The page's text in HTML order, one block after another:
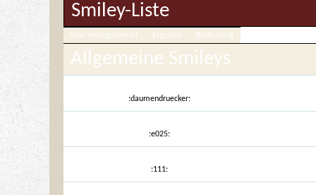
Smiley-Liste
Was einzugeben ist Ergebnis Bedeutung
Allgemeine Smileys
:daumendruecker:
:e025:
:111: